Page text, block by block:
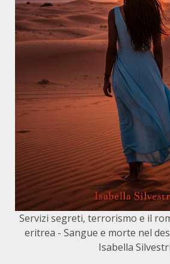
Servizi segreti, terrorismo e il
eritrea - Sangue e morte nel
Isabella Silvestri